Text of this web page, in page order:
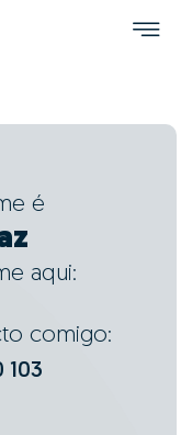
é
aqui:
comigo:
103